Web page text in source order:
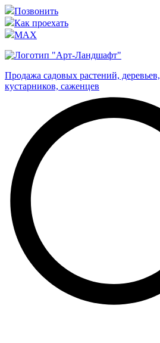
Позвонить
Как проехать
MAX
Продажа садовых растений, деревьев,
кустарников, саженцев